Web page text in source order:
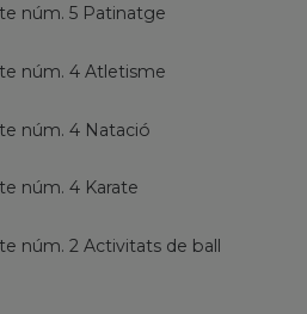
núm. 5 Patinatge
núm. 4 Atletisme
núm. 4 Natació
núm. 4 Karate
núm. 2 Activitats de ball